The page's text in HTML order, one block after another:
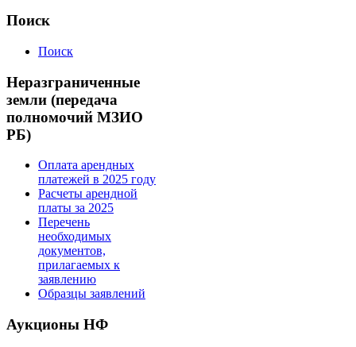
Поиск
Поиск
Неразграниченные
земли (передача
полномочий МЗИО
РБ)
Оплата арендных
платежей в 2025 году
Расчеты арендной
платы за 2025
Перечень
необходимых
документов,
прилагаемых к
заявлению
Образцы заявлений
Аукционы НФ